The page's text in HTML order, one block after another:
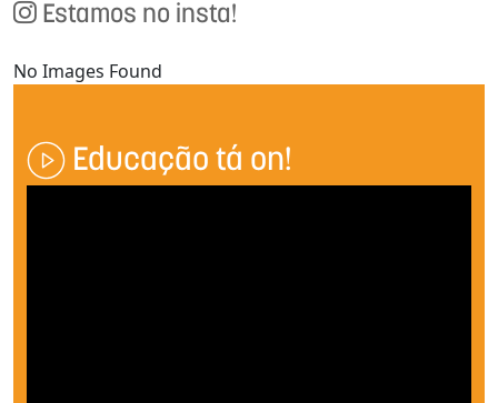
Estamos no insta!
No Images Found
Educação tá on!